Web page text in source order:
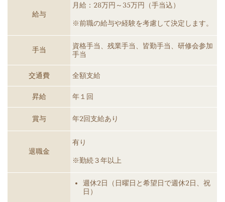
給与
月給：28万円～35万円（手当込）
※前職の給与や経験を考慮して決定します。
手当
資格手当、残業手当、皆勤手当、研修会参加
手当
交通費 全額支給
昇給 年１回
賞与 年2回支給あり
退職金
有り
※勤続３年以上
週休2日（日曜日と希望日で週休2日、祝
日）